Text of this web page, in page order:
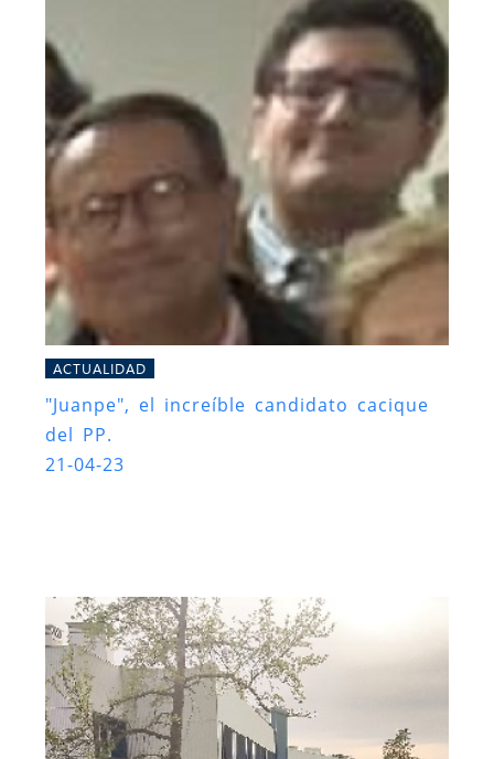
ACTUALIDAD
"Juanpe", el increíble candidato cacique
del PP.
21-04-23